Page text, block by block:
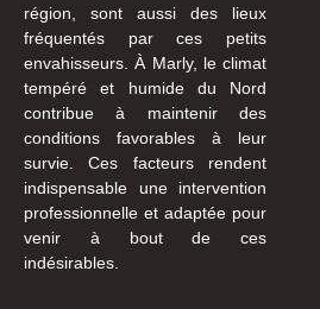
région, sont aussi des lieux
fréquentés par ces petits
envahisseurs. À Marly, le climat
tempéré et humide du Nord
contribue à maintenir des
conditions favorables à leur
survie. Ces facteurs rendent
indispensable une intervention
professionnelle et adaptée pour
venir à bout de ces
indésirables.